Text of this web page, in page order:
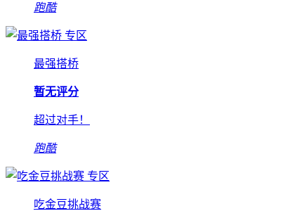
跑酷
专区
最强搭桥
暂无评分
超过对手！
跑酷
专区
吃金豆挑战赛